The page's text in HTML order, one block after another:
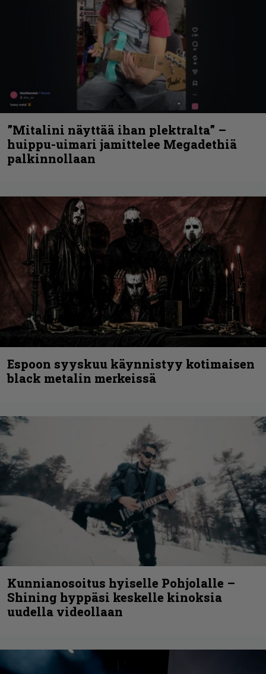
”Mitalini näyttää ihan plektralta” –
huippu-uimari jamittelee Megadethiä
palkinnollaan
Espoon syyskuu käynnistyy kotimaisen
black metalin merkeissä
Kunnianosoitus hyiselle Pohjolalle –
Shining hyppäsi keskelle kinoksia
uudella videollaan